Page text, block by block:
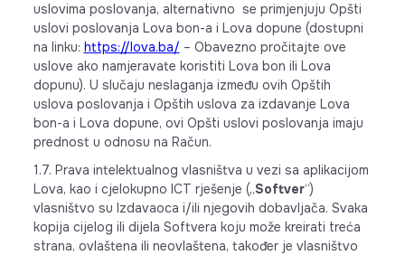
uslovima poslovanja, alternativno se primjenjuju Opšti
uslovi poslovanja Lova bon-a i Lova dopune (dostupni
na linku: https://lova.ba/ – Obavezno pročitajte ove
uslove ako namjeravate koristiti Lova bon ili Lova
dopunu). U slučaju neslaganja između ovih Opštih
uslova poslovanja i Opštih uslova za izdavanje Lova
bon-a i Lova dopune, ovi Opšti uslovi poslovanja imaju
prednost u odnosu na Račun.
1.7. Prava intelektualnog vlasništva u vezi sa aplikacijom
Lova, kao i cjelokupno ICT rješenje („Softver“)
vlasništvo su Izdavaoca i/ili njegovih dobavljača. Svaka
kopija cijelog ili dijela Softvera koju može kreirati treća
strana, ovlaštena ili neovlaštena, također je vlasništvo